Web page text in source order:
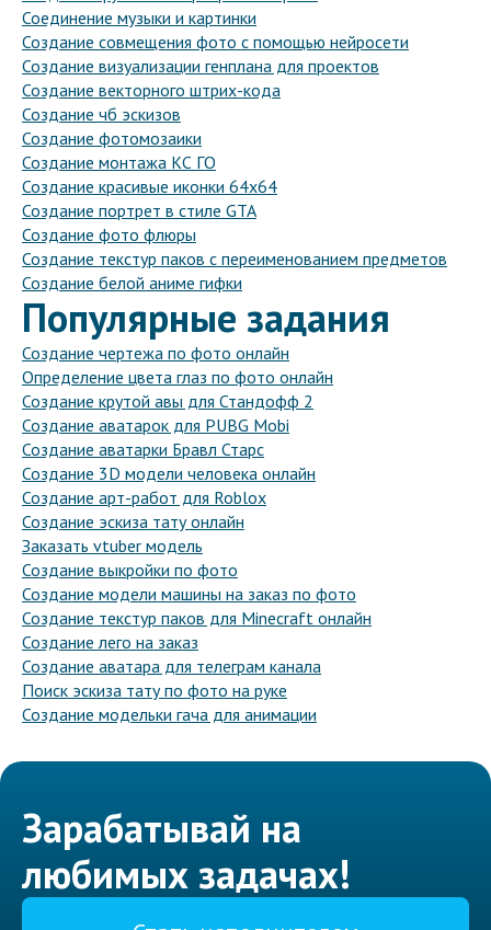
Соединение музыки и картинки
Создание совмещения фото с помощью нейросети
Создание визуализации генплана для проектов
Создание векторного штрих-кода
Создание чб эскизов
Создание фотомозаики
Создание монтажа КС ГО
Создание красивые иконки 64х64
Создание портрет в стиле GTA
Создание фото флюры
Создание текстур паков с переименованием предметов
Создание белой аниме гифки
Популярные задания
Создание чертежа по фото онлайн
Определение цвета глаз по фото онлайн
Создание крутой авы для Стандофф 2
Создание аватарок для PUBG Mobi
Создание аватарки Бравл Старс
Создание 3D модели человека онлайн
Создание арт-работ для Roblox
Создание эскиза тату онлайн
Заказать vtuber модель
Создание выкройки по фото
Создание модели машины на заказ по фото
Создание текстур паков для Minecraft онлайн
Создание лего на заказ
Создание аватара для телеграм канала
Поиск эскиза тату по фото на руке
Создание модельки гача для анимации
Зарабатывай на
любимых задачах!